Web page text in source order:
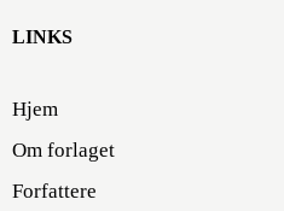
LINKS
Hjem
Om forlaget
Forfattere